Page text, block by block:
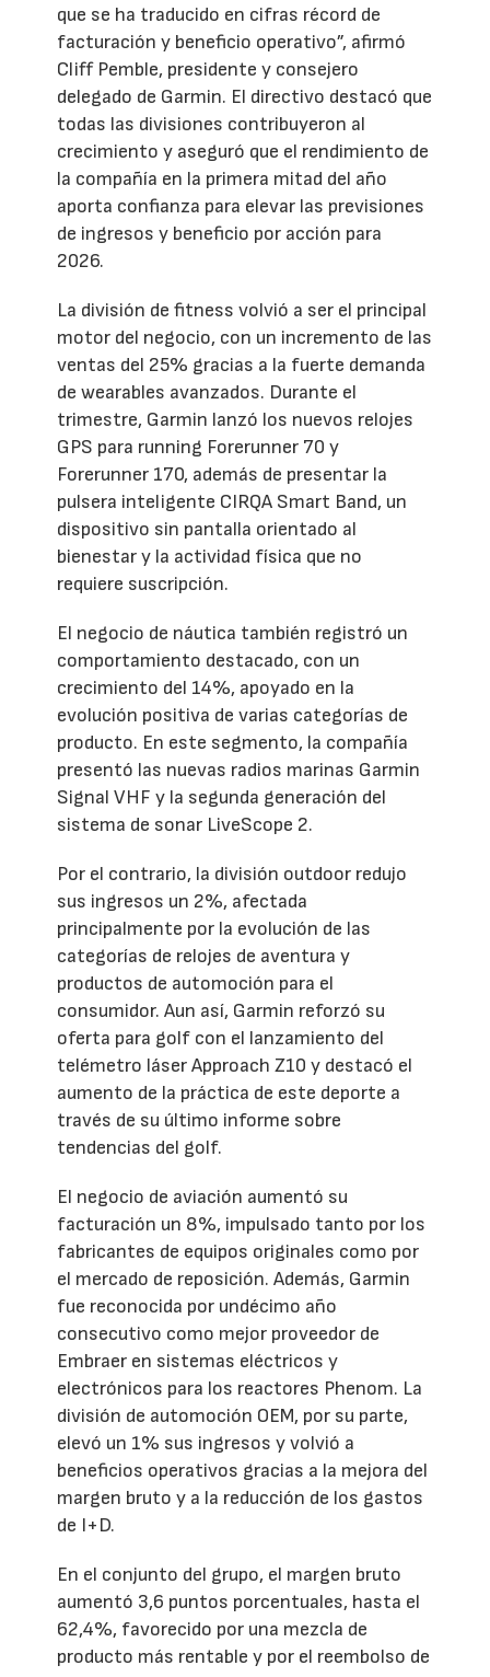
que se ha traducido en cifras récord de
facturación y beneficio operativo”, afirmó
Cliff Pemble, presidente y consejero
delegado de Garmin. El directivo destacó que
todas las divisiones contribuyeron al
crecimiento y aseguró que el rendimiento de
la compañía en la primera mitad del año
aporta confianza para elevar las previsiones
de ingresos y beneficio por acción para
2026.
La división de fitness volvió a ser el principal
motor del negocio, con un incremento de las
ventas del 25% gracias a la fuerte demanda
de wearables avanzados. Durante el
trimestre, Garmin lanzó los nuevos relojes
GPS para running Forerunner 70 y
Forerunner 170, además de presentar la
pulsera inteligente CIRQA Smart Band, un
dispositivo sin pantalla orientado al
bienestar y la actividad física que no
requiere suscripción.
El negocio de náutica también registró un
comportamiento destacado, con un
crecimiento del 14%, apoyado en la
evolución positiva de varias categorías de
producto. En este segmento, la compañía
presentó las nuevas radios marinas Garmin
Signal VHF y la segunda generación del
sistema de sonar LiveScope 2.
Por el contrario, la división outdoor redujo
sus ingresos un 2%, afectada
principalmente por la evolución de las
categorías de relojes de aventura y
productos de automoción para el
consumidor. Aun así, Garmin reforzó su
oferta para golf con el lanzamiento del
telémetro láser Approach Z10 y destacó el
aumento de la práctica de este deporte a
través de su último informe sobre
tendencias del golf.
El negocio de aviación aumentó su
facturación un 8%, impulsado tanto por los
fabricantes de equipos originales como por
el mercado de reposición. Además, Garmin
fue reconocida por undécimo año
consecutivo como mejor proveedor de
Embraer en sistemas eléctricos y
electrónicos para los reactores Phenom. La
división de automoción OEM, por su parte,
elevó un 1% sus ingresos y volvió a
beneficios operativos gracias a la mejora del
margen bruto y a la reducción de los gastos
de I+D.
En el conjunto del grupo, el margen bruto
aumentó 3,6 puntos porcentuales, hasta el
62,4%, favorecido por una mezcla de
producto más rentable y por el reembolso de